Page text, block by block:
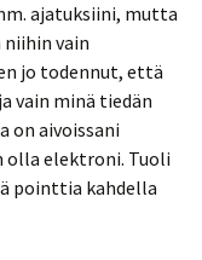
ajatuksiini, mutta
vain
jo todennut, että
vain minä tiedän
on aivoissani
olla elektroni. Tuoli
pointtia kahdella